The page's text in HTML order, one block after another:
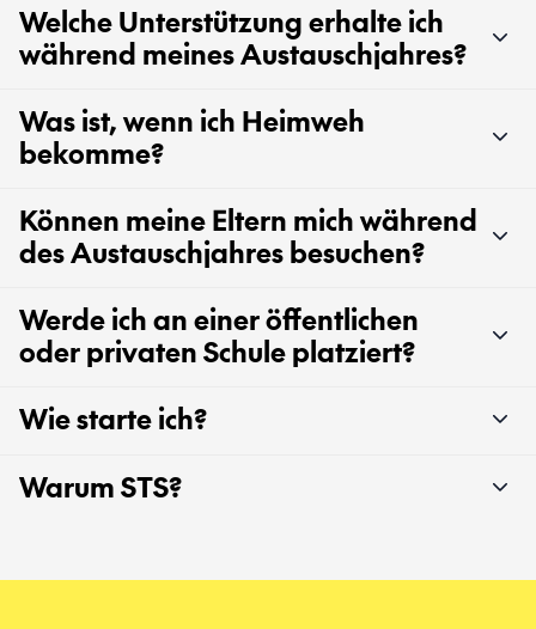
Welche Unterstützung erhalte ich
während meines Austauschjahres?
Was ist, wenn ich Heimweh
bekomme?
Können meine Eltern mich während
des Austauschjahres besuchen?
Werde ich an einer öffentlichen
oder privaten Schule platziert?
Wie starte ich?
Warum STS?